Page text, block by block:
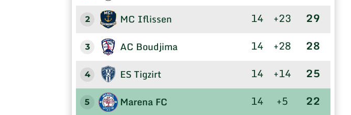
2 MC Iflissen 14 +23 29
3 AC Boudjima 14 +28 28
4 ES Tigzirt 14 +14 25
5 Marena FC 14 +5 22